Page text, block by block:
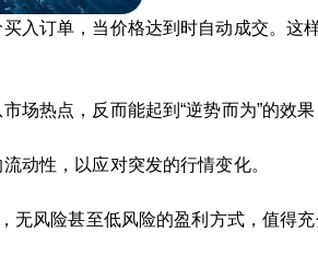
入订单，当价格达到时自动成交。这
热点，反而能起到“逆势而为”的效果
动性，以应对突发的行情变化。
无风险甚至低风险的盈利方式，值得充